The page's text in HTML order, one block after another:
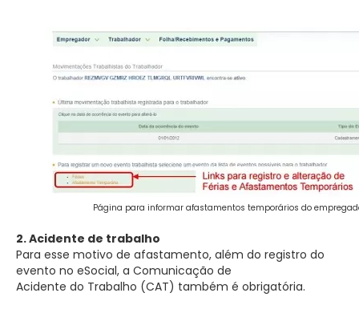
Página para informar afastamentos temporários do
2. Acidente de trabalho
Para esse motivo de afastamento, além do registro do
evento no eSocial, a Comunicação de
Acidente do Trabalho (CAT) também é obrigatória.